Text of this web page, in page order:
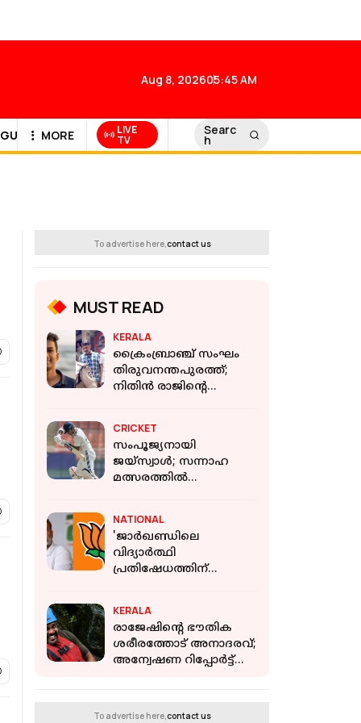
Aug 8, 202605:45 AM
GULF NEWS
MORE LIVE
TV
Searc
h
To advertise here,contact us
MUST READ
KERALA
ക്രൈംബ്രാഞ്ച് സംഘം
തിരുവനന്തപുരത്ത്;
നിതിന്‍ രാജിന്റെ
CRICKET
സംപൂജ്യനായി
ജയ്‌സ്വാൾ; സന്നാഹ
മത്സരത്തില്‍
പാളി
NATIONAL
'ജാർഖണ്ഡിലെ
വിദ്യാർത്ഥി
പ്രതിഷേധത്തിന്
അവരോട്
സംവദിക്കുന്നില്ല?':
ബിജെപി
KERALA
രാജേഷിന്റെ ഭൗതിക
ശരീരത്തോട് അനാദരവ്;
അന്വേഷണ റിപ്പോര്‍ട്ട്
To advertise here,contact us